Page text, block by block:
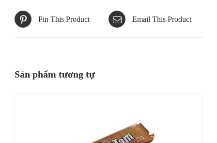
Pin This Product Email This Product
Sản phẩm tương tự